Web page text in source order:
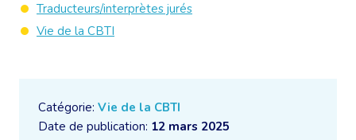
Catégorie: Vie de la CBTI
Date de publication: 12 mars 2025
Traducteurs/interprètes jurés
Vie de la CBTI